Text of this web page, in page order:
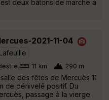
deux bâtons de marche à
2021-11-04
11 km 290 m
des fêtes de Mercuès 11
de dénivelé positif. Du
passage à la vierge